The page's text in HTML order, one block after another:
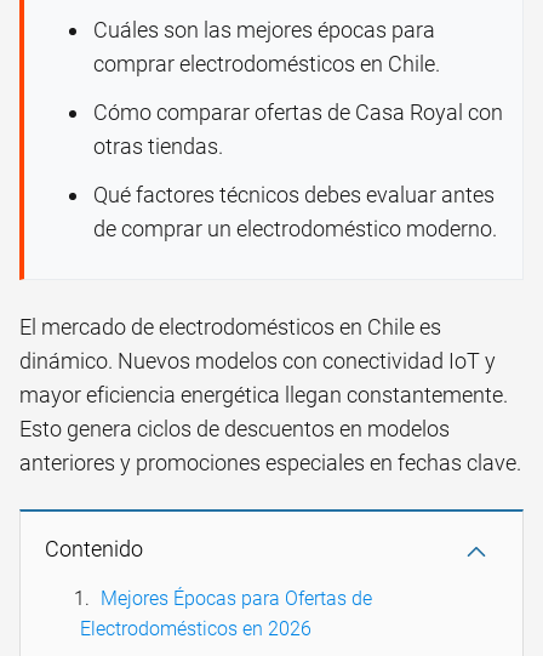
Cuáles son las mejores épocas para
comprar electrodomésticos en Chile.
Cómo comparar ofertas de Casa Royal con
otras tiendas.
Qué factores técnicos debes evaluar antes
de comprar un electrodoméstico moderno.
El mercado de electrodomésticos en Chile es
dinámico. Nuevos modelos con conectividad IoT y
mayor eficiencia energética llegan constantemente.
Esto genera ciclos de descuentos en modelos
anteriores y promociones especiales en fechas clave.
Contenido
Mejores Épocas para Ofertas de
Electrodomésticos en 2026